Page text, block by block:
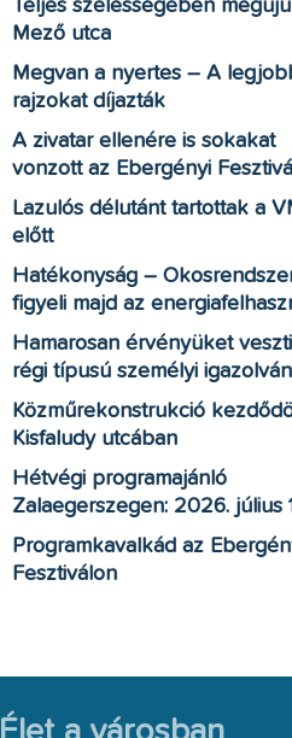
Teljes szélességében
Mező utca
Megvan a nyertes – A
rajzokat díjazták
A zivatar ellenére is sokakat
vonzott az Ebergényi
Lazulós délutánt tartottak a
előtt
Hatékonyság –
figyeli majd az
Hamarosan érvényüket
régi típusú személyi
Közműrekonstrukció
Kisfaludy utcában
Hétvégi programajánló
Zalaegerszegen: 2026. július
Programkavalkád az
Fesztiválon